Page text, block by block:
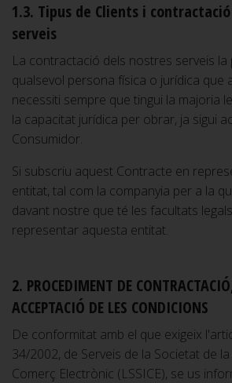
1.3. Tipus de Clients i
serveis
La contractació dels nostres serveis
qualsevol persona física o jurídica que
necessiti sempre que tingui la majoria
la capacitat jurídica per obrar, ja sigui
Consumidor.
Si subscriu aquest Contracte en
entitat, tal com la companyia per a la
davant nostre que té les facultats
representar aquesta entitat.
2. PROCEDIMENT DE
ACCEPTACIÓ DE LES CONDICIONS
De conformitat amb el que exigeix
34/2002, de Serveis de la Societat de
Comerç Electrònic (LSSICE), se us